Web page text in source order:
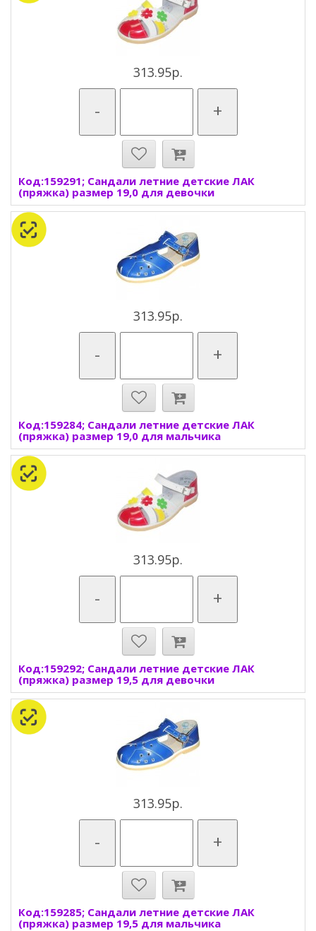
313.95р.
- +
Код:159291; Сандали летние детские ЛАК
(пряжка) размер 19,0 для девочки
313.95р.
- +
Код:159284; Сандали летние детские ЛАК
(пряжка) размер 19,0 для мальчика
313.95р.
- +
Код:159292; Сандали летние детские ЛАК
(пряжка) размер 19,5 для девочки
313.95р.
- +
Код:159285; Сандали летние детские ЛАК
(пряжка) размер 19,5 для мальчика